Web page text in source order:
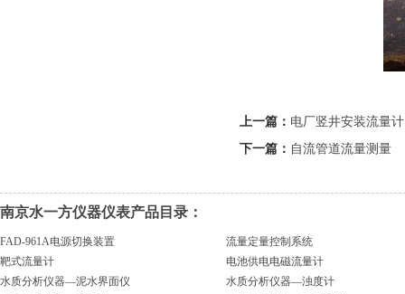
上一篇： 电厂竖井安装流量计
下一篇： 自流管道流量测量
南京水一方仪器仪表产品目录：
FAD-961A电源切换装置
流量定量控制系统
靶式流量计
电池供电电磁流量计
水质分析仪器—泥水界面仪
水质分析仪器—浊度计